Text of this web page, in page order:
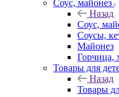
Соус, майонез
Назад
Соус,
Соусы,
Майонез
Горчица,
Товары для
Назад
Товары